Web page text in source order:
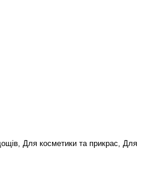
Для косметики та прикрас, Для